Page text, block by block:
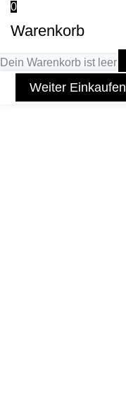
0
Warenkorb
Dein Warenkorb ist leer
Weiter Einkaufen